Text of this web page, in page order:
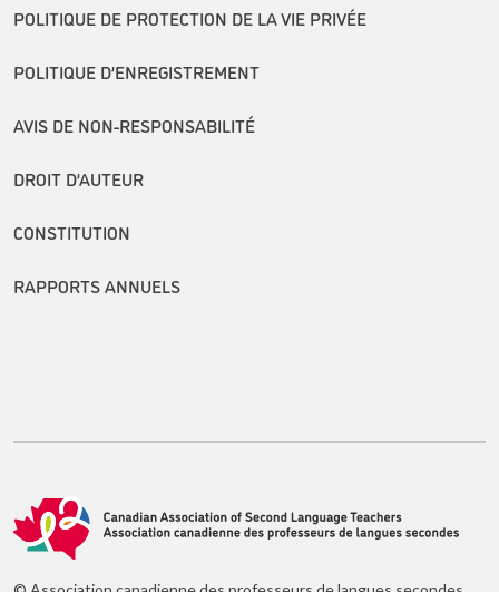
POLITIQUE DE PROTECTION DE LA VIE PRIVÉE
POLITIQUE D’ENREGISTREMENT
AVIS DE NON-RESPONSABILITÉ
DROIT D’AUTEUR
CONSTITUTION
RAPPORTS ANNUELS